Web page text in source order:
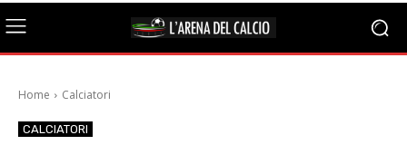
Home Calciatori
CALCIATORI